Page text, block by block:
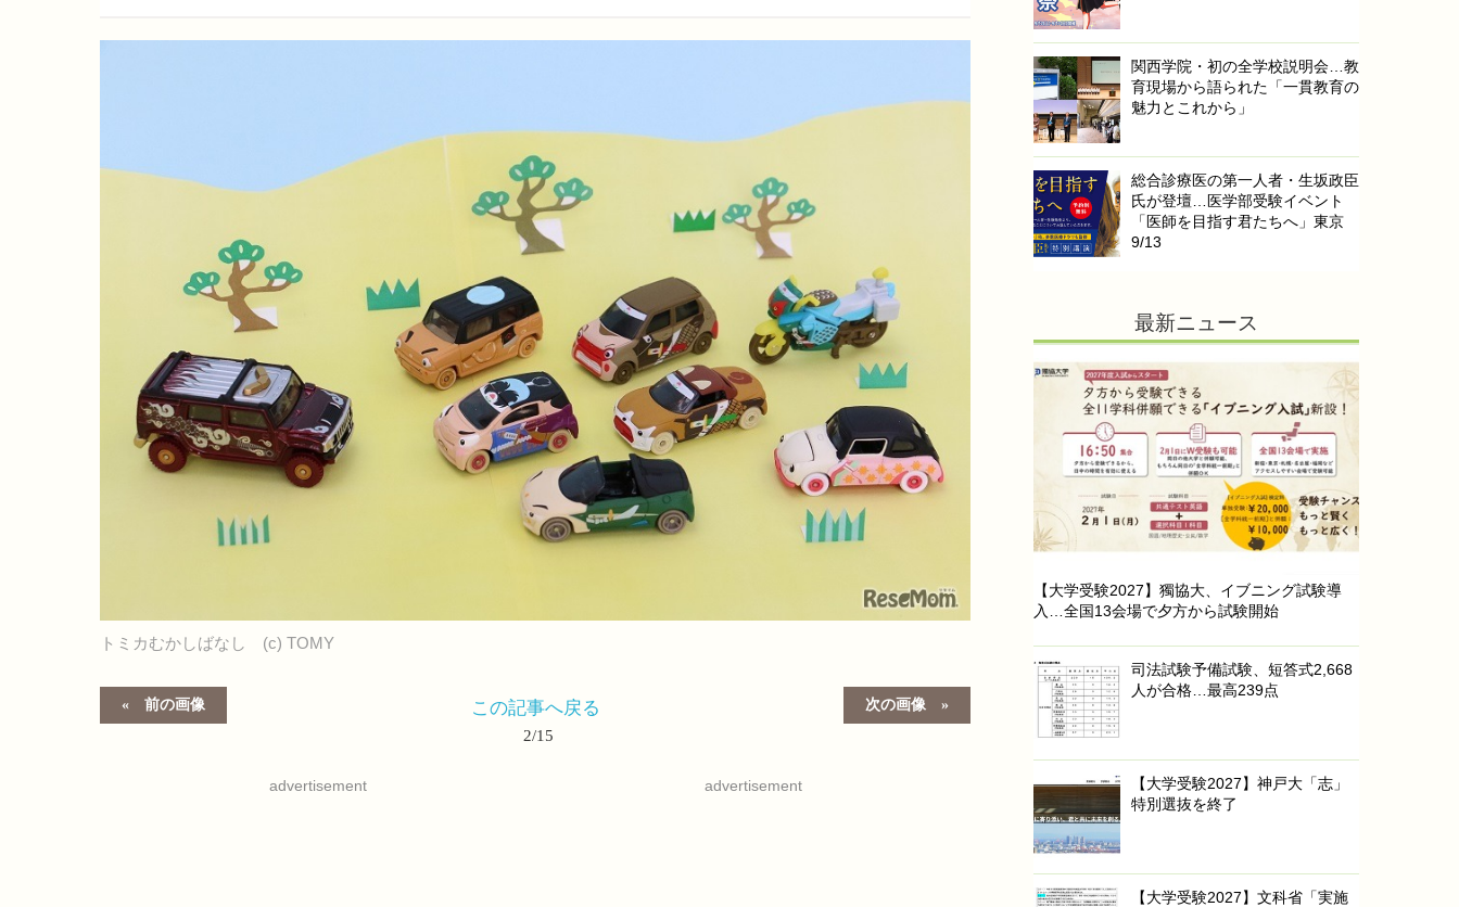
トミカむかしばなし (c) TOMY
前の画像 次の画像
この記事へ戻る
2/15
advertisement advertisement
関西学院・初の全学校説明会…教
育現場から語られた「一貫教育の
魅力とこれから」
総合診療医の第一人者・生坂政臣
氏が登壇…医学部受験イベント
「医師を目指す君たちへ」東京
9/13
最新ニュース
【大学受験2027】獨協大、イブニング試験導
入…全国13会場で夕方から試験開始
司法試験予備試験、短答式2,668
人が合格…最高239点
【大学受験2027】神戸大「志」
特別選抜を終了
【大学受験2027】文科省「実施